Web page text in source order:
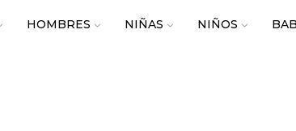
HOMBRES NIÑAS NIÑOS